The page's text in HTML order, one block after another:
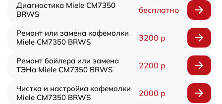
Диагностика Miele CM7350
BRWS
бесплатно
Ремонт или замена кофемолки
Miele CM7350 BRWS
3200 р
Ремонт бойлера или замена
ТЭНа Miele CM7350 BRWS
2200 р
Чистка и настройка кофемолки
Miele CM7350 BRWS
2000 р